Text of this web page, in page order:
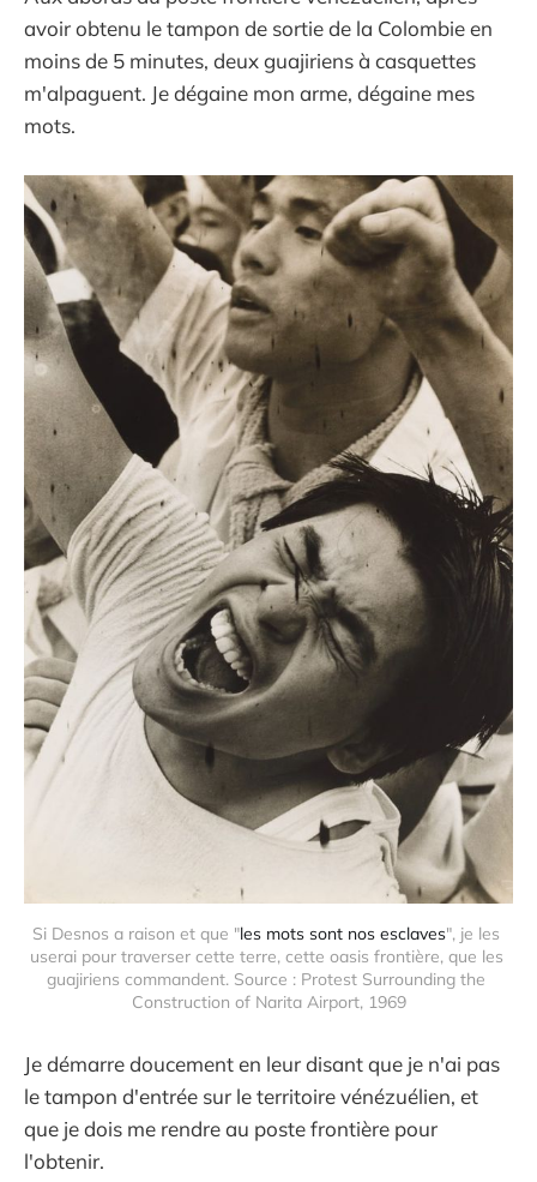
avoir obtenu le tampon de sortie de la Colombie en
moins de 5 minutes, deux guajiriens à casquettes
m'alpaguent. Je dégaine mon arme, dégaine mes
mots.
Si Desnos a raison et que "les mots sont nos esclaves", je les
userai pour traverser cette terre, cette oasis frontière, que les
guajiriens commandent. Source : Protest Surrounding the
Construction of Narita Airport, 1969
Je démarre doucement en leur disant que je n'ai pas
le tampon d'entrée sur le territoire vénézuélien, et
que je dois me rendre au poste frontière pour
l'obtenir.